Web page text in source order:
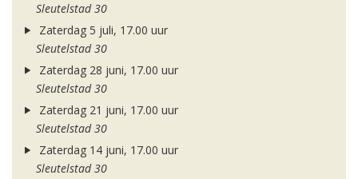
Sleutelstad 30
Zaterdag 5 juli, 17.00 uur
Sleutelstad 30
Zaterdag 28 juni, 17.00 uur
Sleutelstad 30
Zaterdag 21 juni, 17.00 uur
Sleutelstad 30
Zaterdag 14 juni, 17.00 uur
Sleutelstad 30